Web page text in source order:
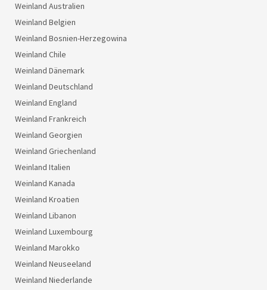
Weinland Australien
Weinland Belgien
Weinland Bosnien-Herzegowina
Weinland Chile
Weinland Dänemark
Weinland Deutschland
Weinland England
Weinland Frankreich
Weinland Georgien
Weinland Griechenland
Weinland Italien
Weinland Kanada
Weinland Kroatien
Weinland Libanon
Weinland Luxembourg
Weinland Marokko
Weinland Neuseeland
Weinland Niederlande